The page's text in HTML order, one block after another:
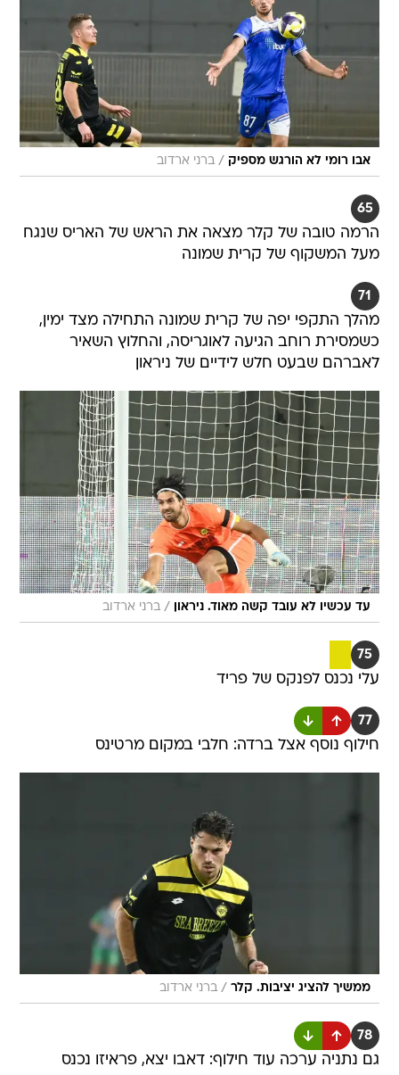
אבו רומי לא הורגש מספיק / ברני ארדוב
65
הרמה טובה של קלר מצאה את הראש של האריס שנגח
מעל המשקוף של קרית שמונה
71
מהלך התקפי יפה של קרית שמונה התחילה מצד ימין,
כשמסירת רוחב הגיעה לאוגריסה, והחלוץ השאיר
לאברהם שבעט חלש לידיים של ניראון
עד עכשיו לא עובד קשה מאוד. ניראון / ברני ארדוב
75
עלי נכנס לפנקס של פריד
77
חילוף נוסף אצל ברדה: חלבי במקום מרטינס
ממשיך להציג יציבות. קלר / ברני ארדוב
78
גם נתניה ערכה עוד חילוף: דאבו יצא, פראיזו נכנס